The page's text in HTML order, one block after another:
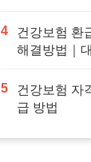
4
건강보험 환
해결방법｜
5
건강보험 자
급 방법